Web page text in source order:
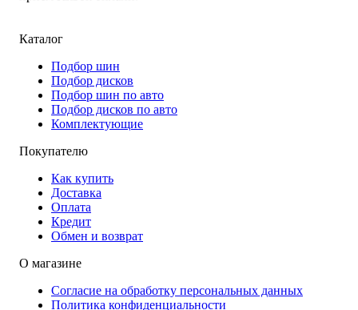
Каталог
Подбор шин
Подбор дисков
Подбор шин по авто
Подбор дисков по авто
Комплектующие
Покупателю
Как купить
Доставка
Оплата
Кредит
Обмен и возврат
О магазине
Согласие на обработку персональных данных
Политика конфиденциальности